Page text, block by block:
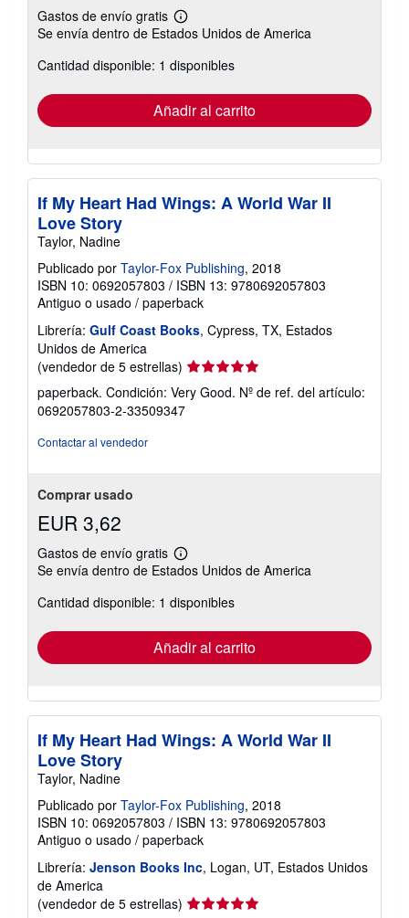
Gastos de envío gratis
Más
información
las
tarifas
envío
Se envía dentro de Estados Unidos de America
Cantidad disponible: 1 disponibles
Añadir al carrito
If My Heart Had Wings: A World War II
Love Story
Taylor, Nadine
Publicado por Taylor-Fox Publishing, 2018
ISBN 10: 0692057803 / ISBN 13: 9780692057803
Antiguo o usado / paperback
Librería: Gulf Coast Books, Cypress, TX, Estados
Unidos de America
(vendedor de 5 estrellas) Calificación
vendedor:
paperback. Condición: Very Good. Nº de ref. del artículo:
0692057803-2-33509347
Contactar al vendedor
Comprar usado
EUR 3,62
Gastos de envío gratis
Más
información
las
tarifas
envío
Se envía dentro de Estados Unidos de America
Cantidad disponible: 1 disponibles
Añadir al carrito
If My Heart Had Wings: A World War II
Love Story
Taylor, Nadine
Publicado por Taylor-Fox Publishing, 2018
ISBN 10: 0692057803 / ISBN 13: 9780692057803
Antiguo o usado / paperback
Librería: Jenson Books Inc, Logan, UT, Estados Unidos
de America
(vendedor de 5 estrellas) Calificación